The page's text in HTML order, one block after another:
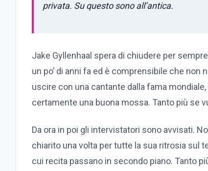
privata. Su questo sono all’antica.
Jake Gyllenhaal spera di chiudere per
un po’ di anni fa ed è comprensibile che non
uscire con una cantante dalla fama
certamente una buona mossa. Tanto più se
Da ora in poi gli intervistatori sono avvisati.
chiarito una volta per tutte la sua ritrosia sul
cui recita passano in secondo piano. Tanto